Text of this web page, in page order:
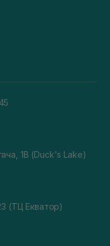
1В (Duck's Lake)
(ТЦ Екватор)